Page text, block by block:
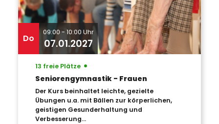
Do
09:00 - 10:00 Uhr
07.01.2027
Seniorengymnastik - Frauen
Der Kurs beinhaltet leichte, gezielte
Übungen u.a. mit Bällen zur körperlichen,
geistigen Gesunderhaltung und
Verbesserung...
13 freie Plätze •